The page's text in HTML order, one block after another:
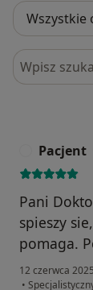
Szukaj w
Pacjent
Pani
spieszy
pomaga.
12 czerwca 2025
•